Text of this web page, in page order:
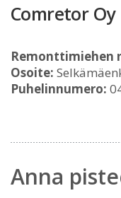
Comretor Oy
Remonttimiehen
Osoite:
Puhelinnumero:
Anna